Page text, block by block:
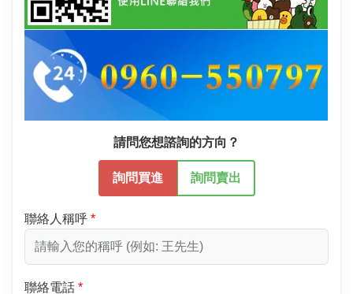
請問您想諮詢的方向？
詢問買進 詢問賣出
聯絡人稱呼
聯絡電話